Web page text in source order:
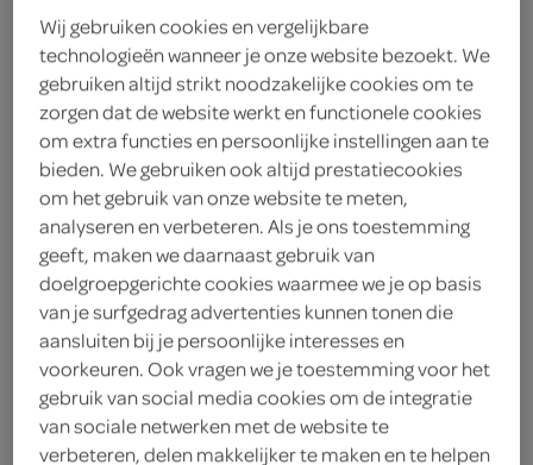
Sanex dermo extra
Wij gebruiken cookies en vergelijkbare
technologieën wanneer je onze website bezoekt. We
gebruiken altijd strikt noodzakelijke cookies om te
zorgen dat de website werkt en functionele cookies
om extra functies en persoonlijke instellingen aan te
bieden. We gebruiken ook altijd prestatiecookies
om het gebruik van onze website te meten,
analyseren en verbeteren. Als je ons toestemming
geeft, maken we daarnaast gebruik van
doelgroepgerichte cookies waarmee we je op basis
van je surfgedrag advertenties kunnen tonen die
aansluiten bij je persoonlijke interesses en
voorkeuren. Ook vragen we je toestemming voor het
gebruik van social media cookies om de integratie
van sociale netwerken met de website te
verbeteren, delen makkelijker te maken en te helpen